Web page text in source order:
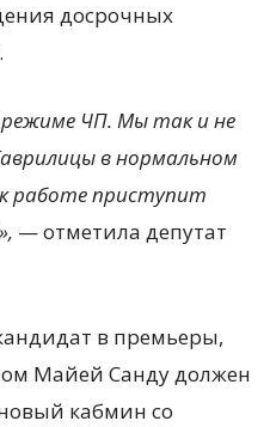
досрочных
ЧП. Мы так и не
в нормальном
работе приступит
— отметила депутат
в премьеры,
Майей Санду должен
кабмин со